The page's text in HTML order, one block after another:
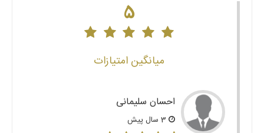
5
میانگین امتیازات
احسان سلیمانی